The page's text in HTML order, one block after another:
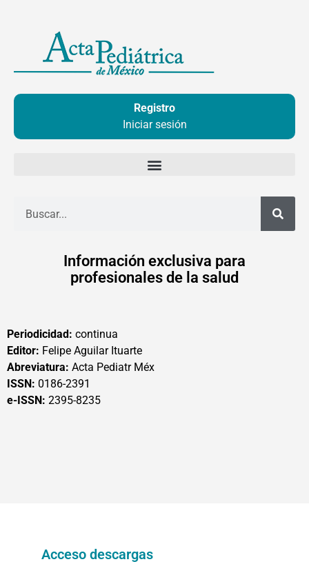
contenido
Registro
Iniciar sesión
Información exclusiva para
profesionales de la salud
Periodicidad: continua
Editor: Felipe Aguilar Ituarte
Abreviatura: Acta Pediatr Méx
ISSN: 0186-2391
e-ISSN: 2395-8235
Acceso descargas